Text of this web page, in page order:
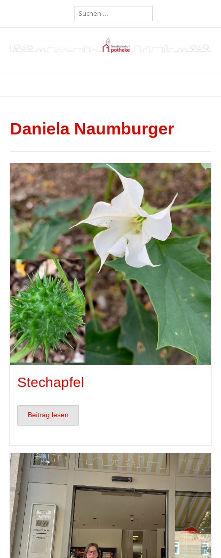
Suchen
nach:
Daniela Naumburger
Stechapfel
Beitrag lesen